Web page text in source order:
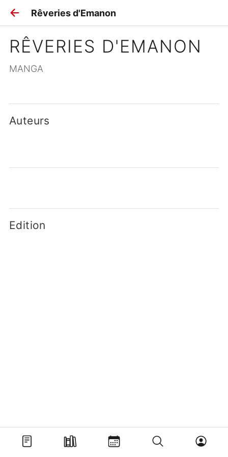
Rêveries d'Emanon
RÊVERIES D'EMANON
MANGA
Auteurs
Edition